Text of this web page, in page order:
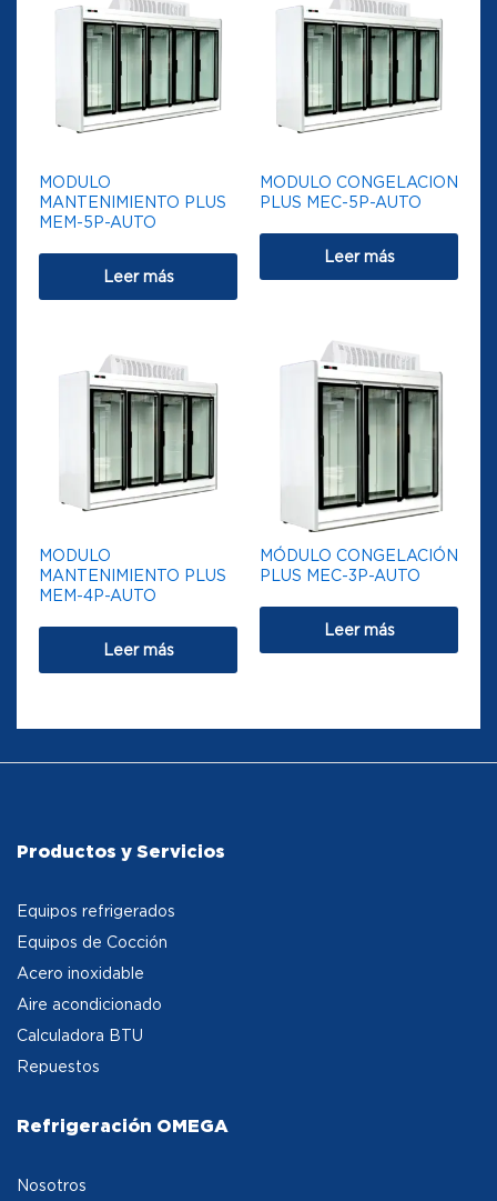
MODULO
MANTENIMIENTO PLUS
MEM-5P-AUTO
Leer más
MODULO CONGELACION
PLUS MEC-5P-AUTO
Leer más
MODULO
MANTENIMIENTO PLUS
MEM-4P-AUTO
Leer más
MÓDULO CONGELACIÓN
PLUS MEC-3P-AUTO
Leer más
Productos y Servicios
Equipos refrigerados
Equipos de Cocción
Acero inoxidable
Aire acondicionado
Calculadora BTU
Repuestos
Refrigeración OMEGA
Nosotros